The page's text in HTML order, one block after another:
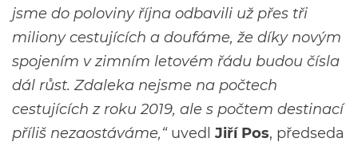
jsme do poloviny října odbavili už přes tři
miliony cestujících a doufáme, že díky novým
spojením v zimním letovém řádu budou čísla
dál růst. Zdaleka nejsme na počtech
cestujících z roku 2019, ale s počtem destinací
příliš nezaostáváme,“ uvedl Jiří Pos, předseda